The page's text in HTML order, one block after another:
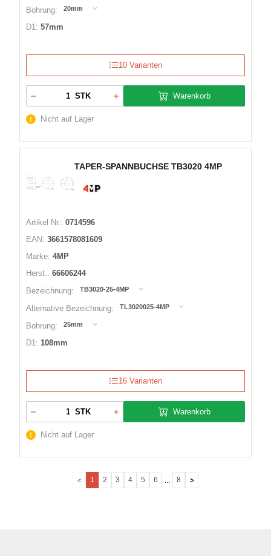
Bohrung: 20mm
D1: 57mm
10 Varianten
STK Warenkorb
Nicht auf Lager
TAPER-SPANNBUCHSE TB3020 4MP
Artikel Nr.: 0714596
EAN: 3661578081609
Marke: 4MP
Herst.: 66606244
Bezeichnung:
TB3020-25-4MP
Alternative Bezeichnung: TL3020025-4MP
Bohrung: 25mm
D1: 108mm
16 Varianten
STK Warenkorb
Nicht auf Lager
1 2 3 4 5 6 ... 8